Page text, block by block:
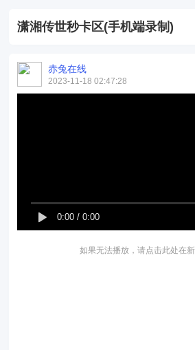
潇湘传世秒卡区(手机端录制)
赤兔在线
2023-11-18 02:47:28
0:00 / 0:00
如果无法播放，请点击此处在